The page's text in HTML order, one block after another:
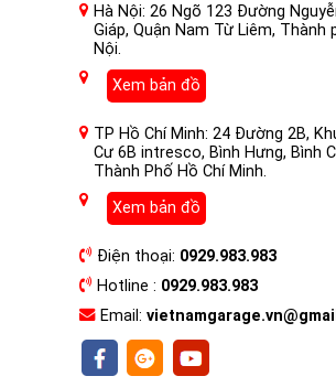
Ultimo Titanium SC cũng có
cơ ferit nam châm kép DMM™
Hà Nội: 26 Ngõ 123 Đường
Giáp, Quận Nam Từ Liêm, Thành
Nội.
Xem bản đồ
TP Hồ Chí Minh: 24 Đường 2B,
Cư 6B intresco, Bình Hưng, Bình
Thành Phố Hồ Chí Minh.
Xem bản đồ
Điện thoại: 0929.983.983
Hotline : 0929.983.983
Email: